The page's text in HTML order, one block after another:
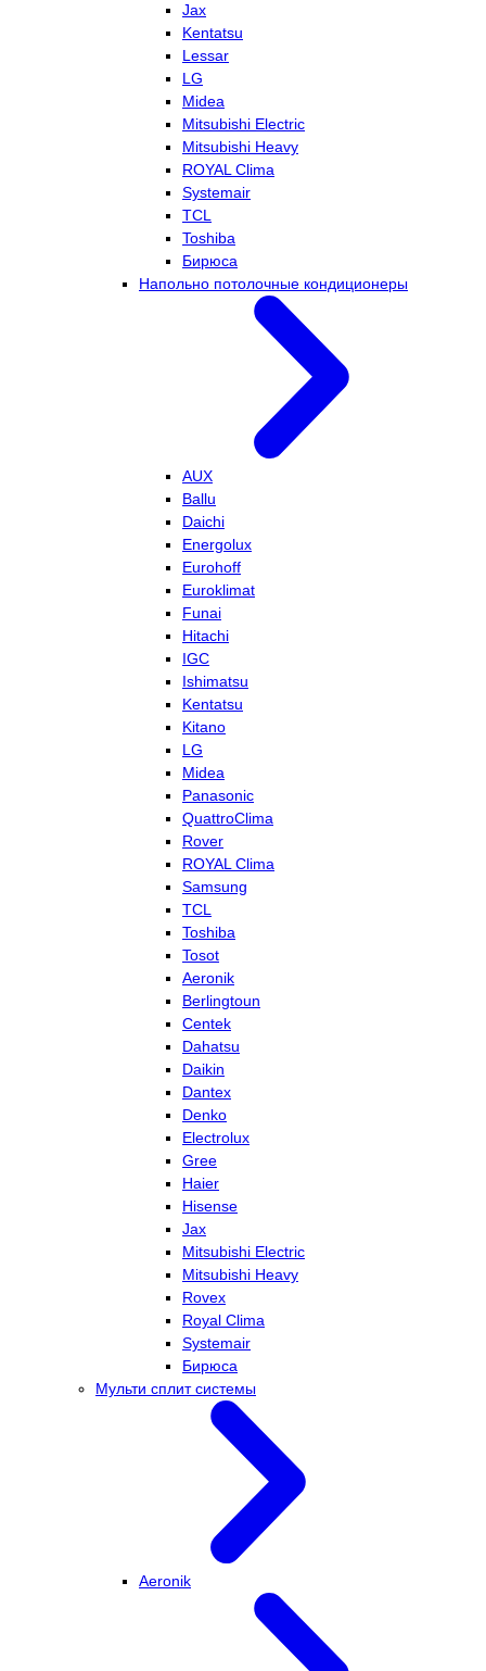
Jax
Kentatsu
Lessar
LG
Midea
Mitsubishi Electric
Mitsubishi Heavy
ROYAL Clima
Systemair
TCL
Toshiba
Бирюса
Напольно потолочные кондиционеры
AUX
Ballu
Daichi
Energolux
Eurohoff
Euroklimat
Funai
Hitachi
IGC
Ishimatsu
Kentatsu
Kitano
LG
Midea
Panasonic
QuattroClima
Rover
ROYAL Clima
Samsung
TCL
Toshiba
Tosot
Aeronik
Berlingtoun
Centek
Dahatsu
Daikin
Dantex
Denko
Electrolux
Gree
Haier
Hisense
Jax
Mitsubishi Electric
Mitsubishi Heavy
Rovex
Royal Clima
Systemair
Бирюса
Мульти сплит системы
Aeronik